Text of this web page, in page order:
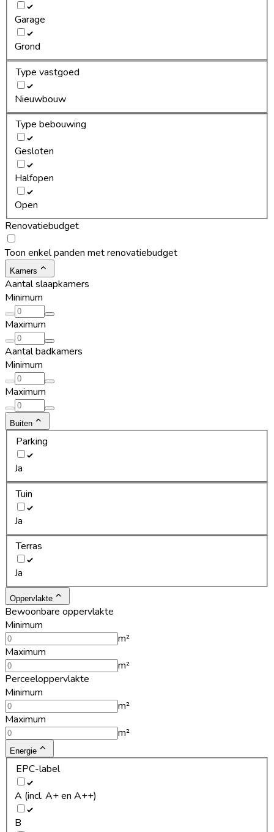
Garage
Grond
Type vastgoed
Nieuwbouw
Type bebouwing
Gesloten
Halfopen
Open
Renovatiebudget
Toon enkel panden met renovatiebudget
Kamers
Aantal slaapkamers
Minimum
Maximum
Aantal badkamers
Minimum
Maximum
Buiten
Parking
Ja
Tuin
Ja
Terras
Ja
Oppervlakte
Bewoonbare oppervlakte
Minimum
m²
Maximum
m²
Perceeloppervlakte
Minimum
m²
Maximum
m²
Energie
EPC-label
A (incl. A+ en A++)
B